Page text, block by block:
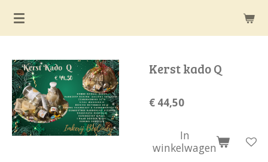
Ga
hoofdinhoud
Kerst kado Q
€ 44,50
In
winkelwagen